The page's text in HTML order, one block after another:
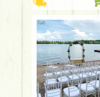
Restaurants